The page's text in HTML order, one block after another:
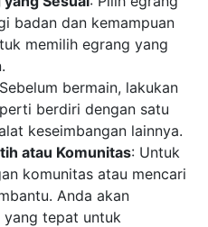
badan dan kemampuan
memilih egrang yang
bermain, lakukan
berdiri dengan satu
keseimbangan lainnya.
atau Komunitas: Untuk
komunitas atau mencari
Anda akan
yang tepat untuk